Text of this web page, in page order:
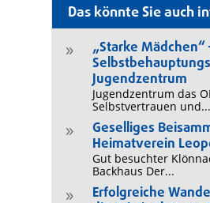
Das könnte Sie auch
9
„Starke Mädchen“
Jugendzentrum
Jugendzentrum das
Selbstvertrauen und...
9
Geselliges
Heimatverein
Gut besuchter
Backhaus Der...
9
Erfolgreiche